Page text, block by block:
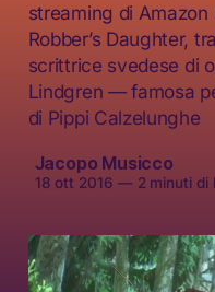
streaming di Amazon
Robber’s Daughter,
scrittrice svedese di
Lindgren — famosa
di Pippi Calzelunghe
Jacopo Musicco
18 ott 2016 —2 minuti di